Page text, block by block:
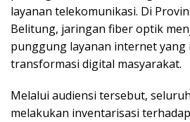
layanan telekomunikasi. Di
Belitung, jaringan fiber optik
punggung layanan internet yang
transformasi digital masyarakat.
Melalui audiensi tersebut,
melakukan inventarisasi